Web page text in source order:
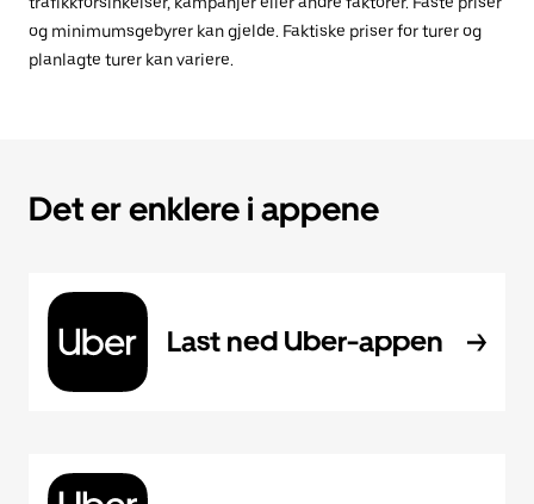
og minimumsgebyrer kan gjelde. Faktiske priser for turer og
planlagte turer kan variere.
Det er enklere i appene
Last ned Uber-appen